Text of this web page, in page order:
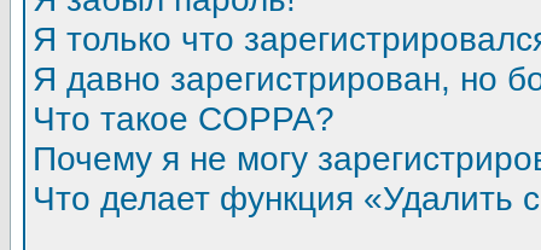
Я только что
Я давно зарегистрирован, но
Что такое COPPA?
Почему я не могу
Что делает функция «Удалить